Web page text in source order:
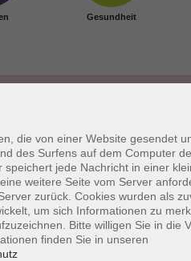
Gesundheit
AGBs Datenschutzerklärung
die von einer Website gesendet
des Surfens auf dem Computer
jede Nachricht in einer
weitere Seite vom Server
zurück. Cookies wurden als
um sich Informationen zu
Bitte willigen Sie in die
finden Sie in unseren